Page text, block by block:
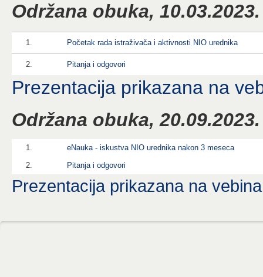
Održana obuka, 10.03.2023.
1. Početak rada istraživača i aktivnosti NIO urednika
2. Pitanja i odgovori
Prezentacija prikazana na
Održana obuka, 20.09.2023.
1.
eNauka - iskustva NIO urednika nakon 3 meseca
2.
Pitanja i odgovori
Prezentacija prikazana na